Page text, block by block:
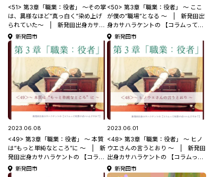
<51> 第3章「職業：役者」 ～その掌
は、異様なほど”真っ白く”染め上げ
られていた～ | 新発田出身カサハ
ラケントの 【コラムって何書けばい
いんですか？】
新発田市
<50> 第3章「職業：役者」 ～ ここ
が僕の”職場”となる ～ | 新発田出
身カサハラケントの 【コラムって何
書けばいいんですか？】
新発田市
2023.06.08
<49> 第3章「職業：役者」 ～ 本質
は“もっと単純なところ”に ～ | 新
発田出身カサハラケントの 【コラム
って何書けばいいんですか？】
新発田市
2023.06.01
<48> 第3章「職業：役者」 ～ ヒノ
ウエさんの言うとおり ～ | 新発田
出身カサハラケントの 【コラムって
何書けばいいんですか？】
新発田市